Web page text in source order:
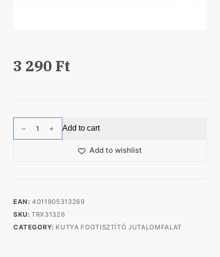
3 290 Ft
Jutalomfalat
28cm
250g
quantity
Add to cart
Add to wishlist
EAN:4011905313269
SKU:TRX31326
CATEGORY: KUTYA FOGTISZTÍTÓ JUTALOMFALAT